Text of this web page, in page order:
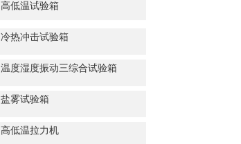
高低温试验箱
冷热冲击试验箱
温度湿度振动三综合试验箱
盐雾试验箱
高低温拉力机